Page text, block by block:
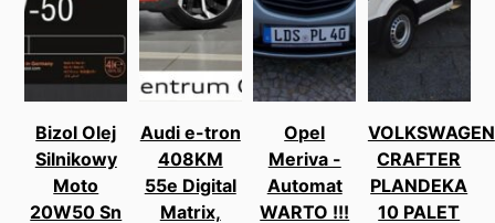
Bizol Olej
Silnikowy
Moto
20W50 Sn
Audi e-tron
408KM
55e Digital
Matrix,
Opel
Meriva -
Automat
WARTO !!!
VOLKSWAGEN
CRAFTER
PLANDEKA
10 PALET